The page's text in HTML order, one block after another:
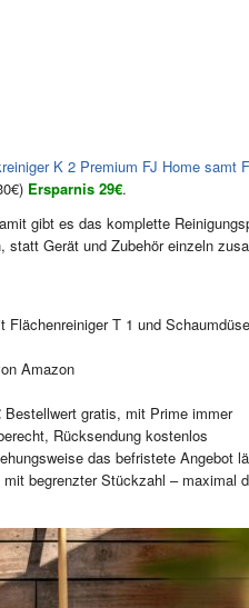
K 2 Premium FJ Home samt
Ersparnis 29€.
gibt es das komplette
Gerät und Zubehör einzeln
Flächenreiniger T 1 und Schaumdüse
Amazon
gratis, mit Prime immer
Rücksendung kostenlos
das befristete Angebot
begrenzter Stückzahl – maximal